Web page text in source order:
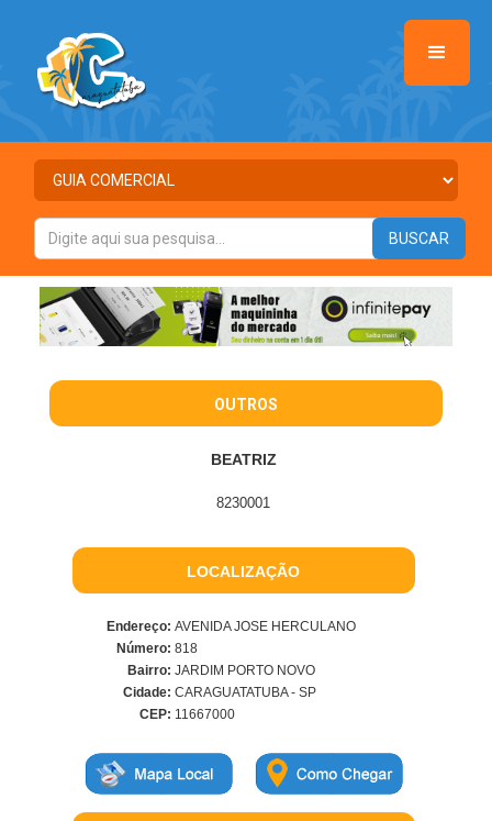
OUTROS
BEATRIZ
8230001
LOCALIZAÇÃO
Endereço: AVENIDA JOSE HERCULANO
Número: 818
Bairro: JARDIM PORTO NOVO
Cidade: CARAGUATATUBA - SP
CEP: 11667000